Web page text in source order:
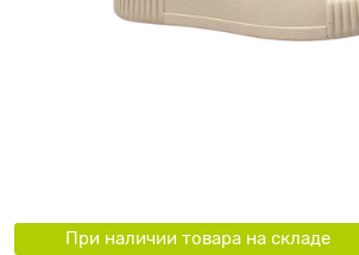
При наличии товара на складе